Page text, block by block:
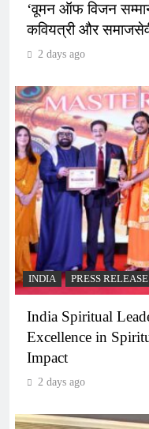
‘वूमन ऑफ विजन
कवियत्री और
2 days ago
INDIA PRESS RELEASE
India Spiritual
Excellence in
Impact
2 days ago